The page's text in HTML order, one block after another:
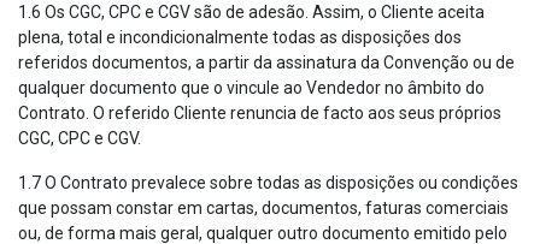
1.6 Os CGC, CPC e CGV são de adesão. Assim, o Cliente aceita
plena, total e incondicionalmente todas as disposições dos
referidos documentos, a partir da assinatura da Convenção ou de
qualquer documento que o vincule ao Vendedor no âmbito do
Contrato. O referido Cliente renuncia de facto aos seus próprios
CGC, CPC e CGV.
1.7 O Contrato prevalece sobre todas as disposições ou condições
que possam constar em cartas, documentos, faturas comerciais
ou, de forma mais geral, qualquer outro documento emitido pelo